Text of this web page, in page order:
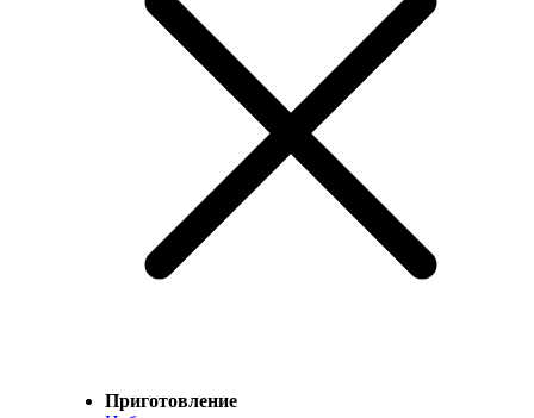
Приготовление